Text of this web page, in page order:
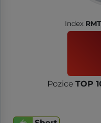
Index RMT
Pozice TOP